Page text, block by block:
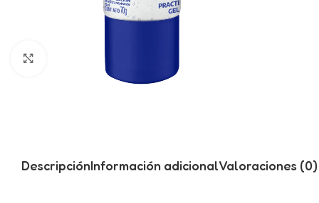
Click to enlarge
DescripciónInformación adicionalValoraciones (0)